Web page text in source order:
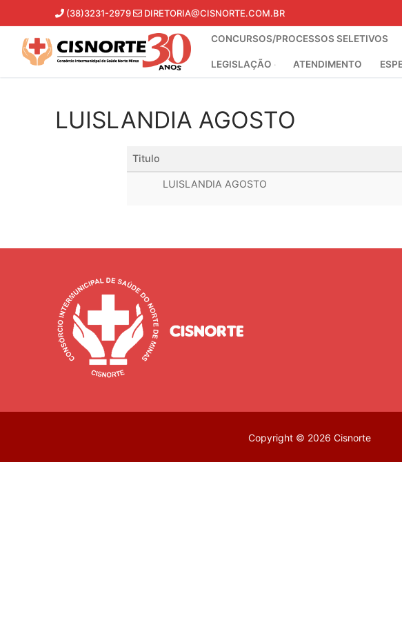
para
conteúdo
(38)3231-2979 DIRETORIA@CISNORTE.COM.BR
CONCURSOS/PROCESSOS SELETIVOS
LEGISLAÇÃO ATENDIMENTO
LUISLANDIA AGOSTO
Titulo
LUISLANDIA AGOSTO
Copyright © 2026 Cisnorte